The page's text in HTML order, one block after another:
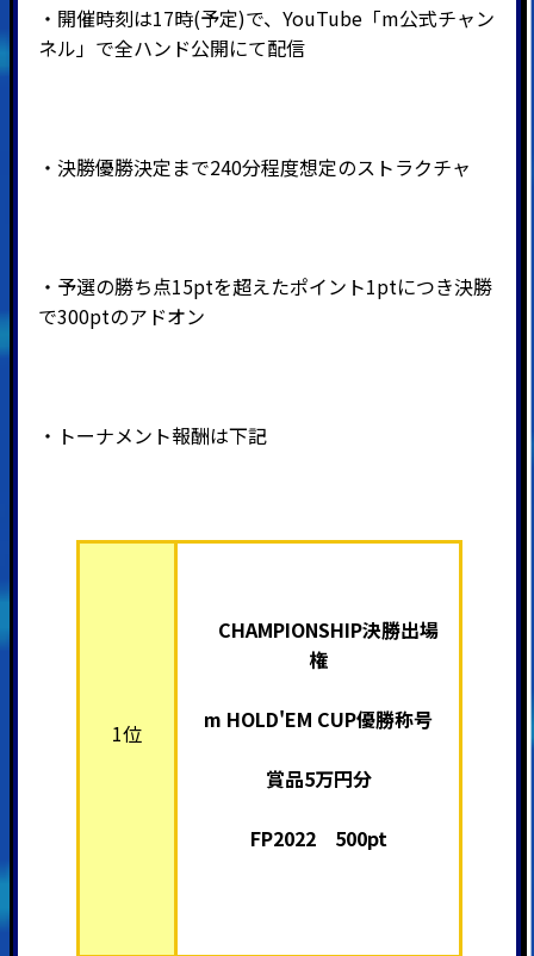
・開催時刻は17時(予定)で、YouTube「m公式チャン
ネル」で全ハンド公開にて配信
・決勝優勝決定まで240分程度想定のストラクチャ
・予選の勝ち点15ptを超えたポイント1ptにつき決勝
で300ptのアドオン
・トーナメント報酬は下記
1位
CHAMPIONSHIP決勝出場
権
m HOLD'EM CUP優勝称号
賞品5万円分
FP2022 500pt